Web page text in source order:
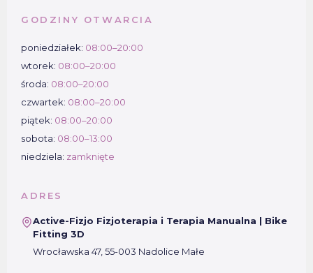
GODZINY OTWARCIA
poniedziałek: 08:00–20:00
wtorek: 08:00–20:00
środa: 08:00–20:00
czwartek: 08:00–20:00
piątek: 08:00–20:00
sobota: 08:00–13:00
niedziela: zamknięte
ADRES
Active-Fizjo Fizjoterapia i Terapia Manualna | Bike
Fitting 3D
Wrocławska 47, 55-003 Nadolice Małe